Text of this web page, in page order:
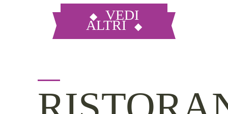
VEDI
ALTRI